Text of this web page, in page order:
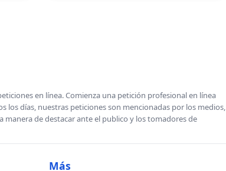
en línea. Comienza una petición profesional en línea
los días, nuestras peticiones son mencionadas por los medios,
manera de destacar ante el publico y los tomadores de
Más